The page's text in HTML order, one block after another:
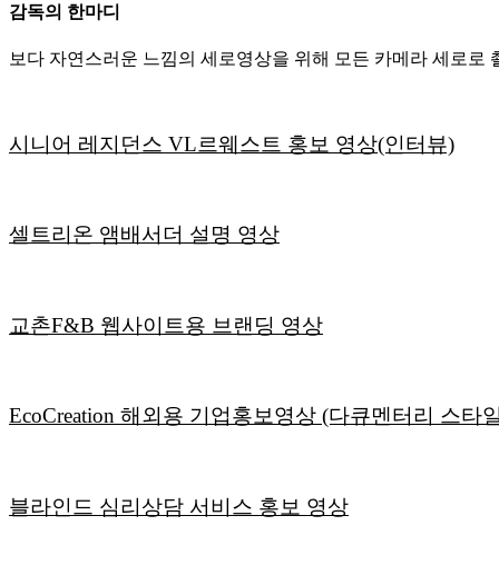
감독의 한마디
보다 자연스러운 느낌의 세로영상을 위해 모든 카메라 세로로
시니어 레지던스 VL르웨스트 홍보 영상(인터뷰)
셀트리온 앰배서더 설명 영상
교촌F&B 웹사이트용 브랜딩 영상
EcoCreation 해외용 기업홍보영상 (다큐멘터리 스타
블라인드 심리상담 서비스 홍보 영상